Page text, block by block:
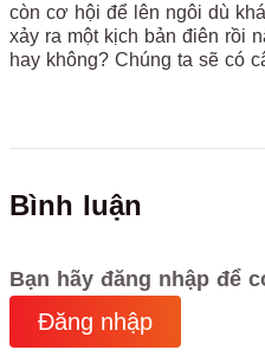
còn cơ hội để lên ngôi dù
xảy ra một kịch bản điên rồi
hay không? Chúng ta sẽ có
Bình luận
Bạn hãy đăng nhập để
Đăng nhập